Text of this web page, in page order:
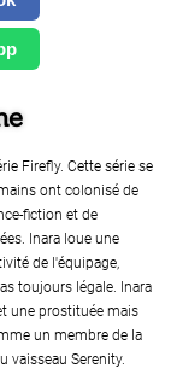
Firefly. Cette série se
ont colonisé de
fiction et de
Inara loue une
de l'équipage,
toujours légale. Inara
une prostituée mais
un membre de la
vaisseau Serenity.